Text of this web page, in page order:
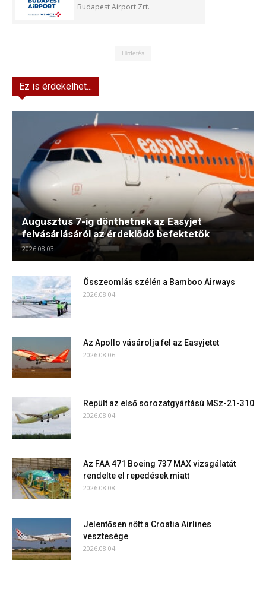
Budapest Airport Zrt.
Hirdetés
Ez is érdekelhet...
Augusztus 7-ig dönthetnek az Easyjet
felvásárlásáról az érdeklődő befektetők
2026.08.03.
Összeomlás szélén a Bamboo Airways
2026.08.04.
Az Apollo vásárolja fel az Easyjetet
2026.08.06.
Repült az első sorozatgyártású MSz-21-310
2026.08.04.
Az FAA 471 Boeing 737 MAX vizsgálatát
rendelte el repedések miatt
2026.08.08.
Jelentősen nőtt a Croatia Airlines
vesztesége
2026.08.04.